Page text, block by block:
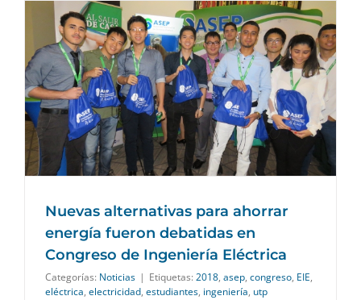
Nuevas alternativas para ahorrar
energía fueron debatidas en
Congreso de Ingeniería Eléctrica
Categorías: Noticias | Etiquetas: 2018, asep, congreso, EIE,
eléctrica, electricidad, estudiantes, ingeniería, utp